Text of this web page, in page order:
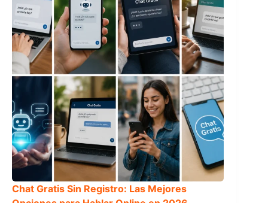
Chat Gratis Sin Registro: Las Mejores